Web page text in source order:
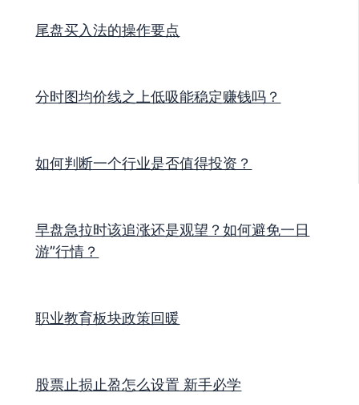
尾盘买入法的操作要点
分时图均价线之上低吸能稳定赚钱吗？
如何判断一个行业是否值得投资？
早盘急拉时该追涨还是观望？如何避免一日
游”行情？
职业教育板块政策回暖
股票止损止盈怎么设置 新手必学